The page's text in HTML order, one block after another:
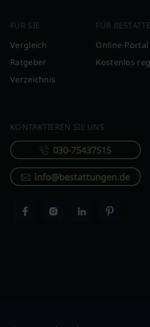
FÜR SIE
Vergleich
Ratgeber
Verzeichnis
FÜR
Online-Portal
Kostenlos
KONTAKTIEREN SIE UNS
030-75437515
info@bestattungen.de